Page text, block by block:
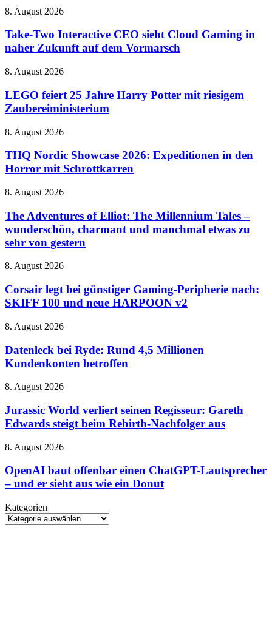
neuen
auf
Handy
Take-
Interactive
CEO
sieht
Gaming
naher
Zukunft
dem
8. August 2026
Take-Two Interactive CEO sieht Cloud Gaming in
naher Zukunft auf dem Vormarsch
LEGO
25
Jahre
Harry
mit
Zaubereiministerium
8. August 2026
LEGO feiert 25 Jahre Harry Potter mit riesigem
Zaubereiministerium
THQ
Showcase
2026:
Expeditionen
den
mit
Schrottkarren
8. August 2026
THQ Nordic Showcase 2026: Expeditionen in den
Horror mit Schrottkarren
The
of
Elliot:
The
Millennium
–
charmant
und
etwas
sehr
von
gestern
8. August 2026
The Adventures of Elliot: The Millennium Tales –
wunderschön, charmant und manchmal etwas zu
sehr von gestern
Corsair
bei
günstiger
Gaming-
nach:
100
und
HARPOON
8. August 2026
Corsair legt bei günstiger Gaming-Peripherie nach:
SKIFF 100 und neue HARPOON v2
Datenleck
Ryde:
Rund
4,5
Kundenkonten
8. August 2026
Datenleck bei Ryde: Rund 4,5 Millionen
Kundenkonten betroffen
Jurassic
verliert
seinen
Regisseur:
Edwards
beim
Rebirth-
aus
8. August 2026
Jurassic World verliert seinen Regisseur: Gareth
Edwards steigt beim Rebirth-Nachfolger aus
OpenAI
offenbar
einen
ChatGPT-
–
und
8. August 2026
OpenAI baut offenbar einen ChatGPT-Lautsprecher
– und er sieht aus wie ein Donut
Kategorien
Kategorien